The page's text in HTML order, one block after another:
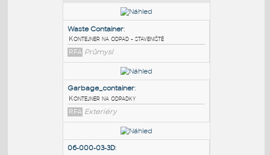
PODOBNÉ BLOKY
Waste Container:
Kontejner na odpad - staveniště